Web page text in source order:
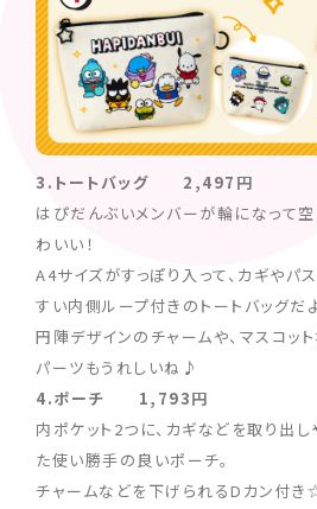
3.トートバッグ 2,497円
はぴだんぶいメンバーが輪になって
わいい！
A4サイズがすっぽり入って、カギやパ
すい内側ループ付きのトートバッグだよ
円陣デザインのチャームや、マスコッ
パーツもうれしいね♪
4.ポーチ 1,793円
内ポケット2つに、カギなどを取り出
た使い勝手の良いポーチ。
チャームなどを下げられるDカン付